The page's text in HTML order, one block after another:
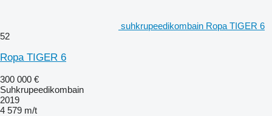
suhkrupeedikombain Ropa TIGER 6
52
Ropa TIGER 6
300 000 €
Suhkrupeedikombain
2019
4 579 m/t